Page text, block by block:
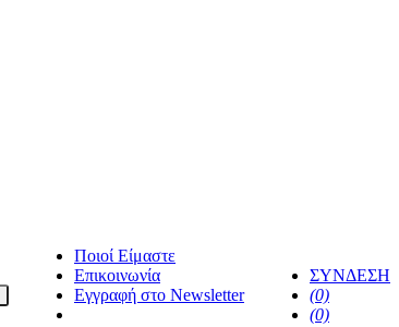
Ποιοί Είμαστε
Επικοινωνία
Εγγραφή στο Newsletter
ΣΥΝΔΕΣΗ
(0)
(0)